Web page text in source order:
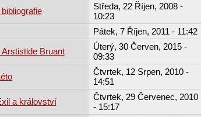
Středa, 22 Říjen, 2008 -
10:23
Pátek, 7 Říjen, 2011 - 11:42
Bruant
Úterý, 30 Červen, 2015 -
09:33
Čtvrtek, 12 Srpen, 2010 -
14:51
a království
Čtvrtek, 29 Červenec, 2010
- 15:17